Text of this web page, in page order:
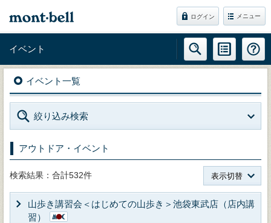
ログイン メニュー
イベント
イベント一覧
絞り込み検索
アウトドア・イベント
検索結果：合計532件 表示切替
山歩き講習会＜はじめての山歩き＞池袋東武店（店内講
習）